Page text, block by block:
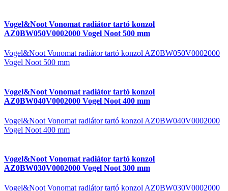
Vogel&Noot Vonomat radiátor tartó konzol
AZ0BW050V0002000 Vogel Noot 500 mm
Vogel&Noot Vonomat radiátor tartó konzol AZ0BW050V0002000
Vogel Noot 500 mm
Vogel&Noot Vonomat radiátor tartó konzol
AZ0BW040V0002000 Vogel Noot 400 mm
Vogel&Noot Vonomat radiátor tartó konzol AZ0BW040V0002000
Vogel Noot 400 mm
Vogel&Noot Vonomat radiátor tartó konzol
AZ0BW030V0002000 Vogel Noot 300 mm
Vogel&Noot Vonomat radiátor tartó konzol AZ0BW030V0002000